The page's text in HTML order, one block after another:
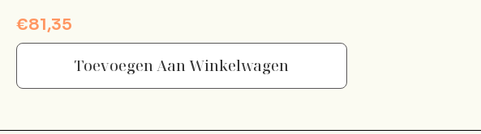
€81,35
Toevoegen Aan Winkelwagen